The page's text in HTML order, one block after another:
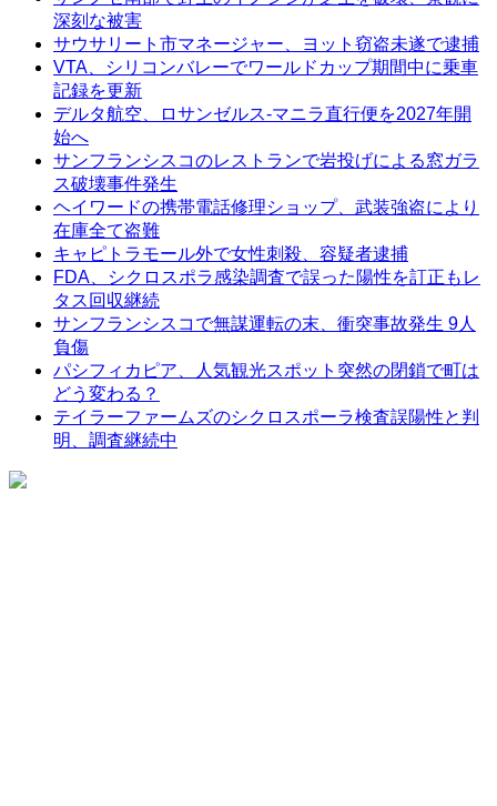
深刻な被害
サウサリート市マネージャー、ヨット窃盗未遂で逮捕
VTA、シリコンバレーでワールドカップ期間中に乗車
記録を更新
デルタ航空、ロサンゼルス-マニラ直行便を2027年開
始へ
サンフランシスコのレストランで岩投げによる窓ガラ
ス破壊事件発生
ヘイワードの携帯電話修理ショップ、武装強盗により
在庫全て盗難
キャピトラモール外で女性刺殺、容疑者逮捕
FDA、シクロスポラ感染調査で誤った陽性を訂正もレ
タス回収継続
サンフランシスコで無謀運転の末、衝突事故発生 9人
負傷
パシフィカピア、人気観光スポット突然の閉鎖で町は
どう変わる？
テイラーファームズのシクロスポーラ検査誤陽性と判
明、調査継続中